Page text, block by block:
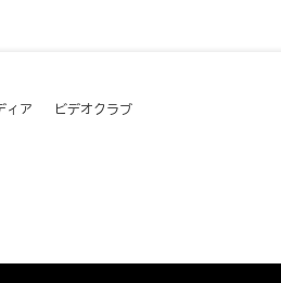
ィア ビデオクラブ